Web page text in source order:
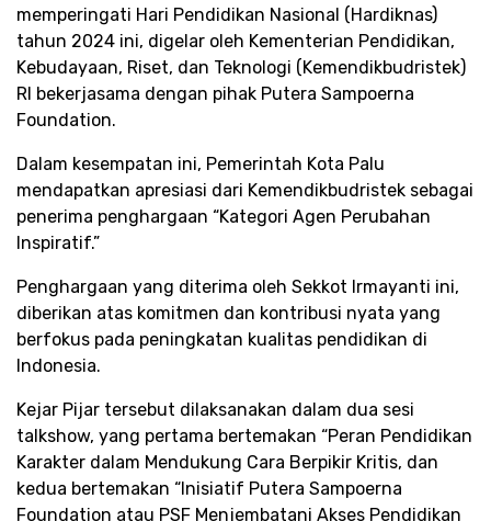
memperingati Hari Pendidikan Nasional (Hardiknas)
tahun 2024 ini, digelar oleh Kementerian Pendidikan,
Kebudayaan, Riset, dan Teknologi (Kemendikbudristek)
RI bekerjasama dengan pihak Putera Sampoerna
Foundation.
Dalam kesempatan ini, Pemerintah Kota Palu
mendapatkan apresiasi dari Kemendikbudristek sebagai
penerima penghargaan “Kategori Agen Perubahan
Inspiratif.”
Penghargaan yang diterima oleh Sekkot Irmayanti ini,
diberikan atas komitmen dan kontribusi nyata yang
berfokus pada peningkatan kualitas pendidikan di
Indonesia.
Kejar Pijar tersebut dilaksanakan dalam dua sesi
talkshow, yang pertama bertemakan “Peran Pendidikan
Karakter dalam Mendukung Cara Berpikir Kritis, dan
kedua bertemakan “Inisiatif Putera Sampoerna
Foundation atau PSF Menjembatani Akses Pendidikan